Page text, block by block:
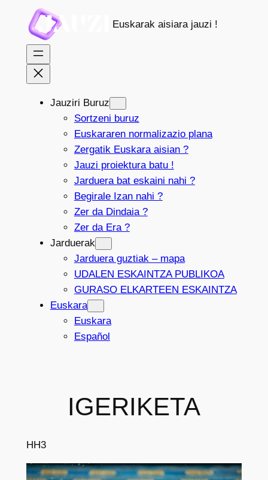
edukira
Euskarak aisiara jauzi !
Jauziri Buruz
Sortzeni buruz
Euskararen normalizazio plana
Zergatik Euskara aisian ?
Jauzi proiektura batu !
Jarduera bat eskaini nahi ?
Begirale Izan nahi ?
Zer da Dindaia ?
Zer da Era ?
Jarduerak
Jarduera guztiak – mapa
UDALEN ESKAINTZA PUBLIKOA
GURASO ELKARTEEN ESKAINTZA
Euskara
Euskara
Español
IGERIKETA
HH3